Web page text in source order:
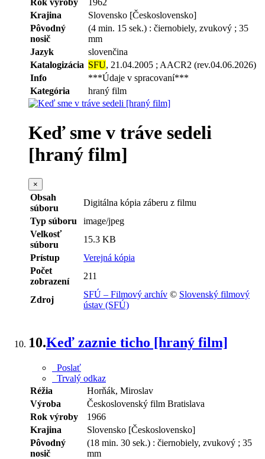
Rok výroby
1962
Krajina
Slovensko [Československo]
Pôvodný
nosič
(4 min. 15 sek.) : čiernobiely, zvukový ; 35
mm
Jazyk
slovenčina
Katalogizácia SFU, 21.04.2005 ; AACR2 (rev.04.06.2026)
Info
***Údaje v spracovaní***
Kategória
hraný film
Keď sme v tráve sedeli
[hraný film]
×
Obsah
súboru
Digitálna kópia záberu z filmu
Typ súboru
image/jpeg
Velkosť
súboru
15.3 KB
Prístup
Verejná kópia
Počet
zobrazení
211
Zdroj
SFÚ – Filmový archív © Slovenský filmový
ústav (SFÚ)
10.Keď zaznie ticho [hraný film]
Poslať
Trvalý odkaz
Réžia
Horňák, Miroslav
Výroba
Československý film Bratislava
Rok výroby
1966
Krajina
Slovensko [Československo]
Pôvodný
nosič
(18 min. 30 sek.) : čiernobiely, zvukový ; 35
mm